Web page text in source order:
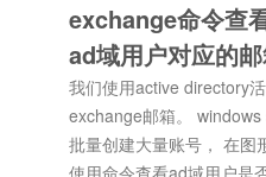
exchange命令查
ad域用户对应的
我们使用active directory
exchange邮箱。
批量创建大量账号， 在图
使用命令查看ad域用户是